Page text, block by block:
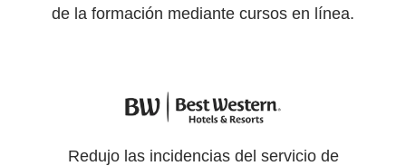
de la formación mediante cursos en línea.
Redujo las incidencias del servicio de